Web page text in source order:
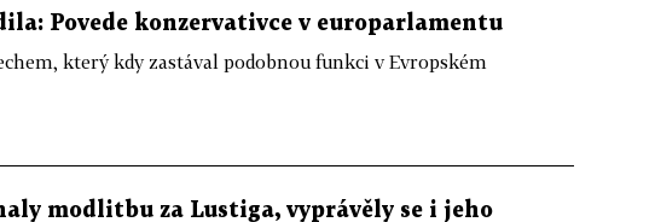
Povede konzervativce v europarlamentu
který kdy zastával podobnou funkci v Evropském
modlitbu za Lustiga, vyprávěly se i jeho